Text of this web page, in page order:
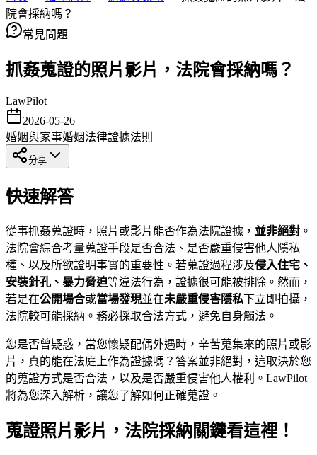
院會採納嗎？
常見問題
抓姦蒐證的照片影片，法院會採納嗎？
LawPilot
2026-05-26
婚姻與家事婚姻法律證據法則
分享
快速解答
從事抓姦蒐證時，照片或影片能否作為法院證據， 並非絕對 。
法院會綜合考量蒐證手段是否合法、是否嚴重侵害他人隱私
權、以及所欲證明事實的重要性。若蒐證過程涉及侵入住宅、
安裝針孔、暴力脅迫等違法行為，證據很可能被排除。然而，
若是在公開場合或當場發現並在未嚴重侵害隱私下立即拍攝，
法院較可能採納。務必採取合法方式，避免自身觸法。
您是否曾疑惑，當您懷疑配偶外遇時，辛苦蒐集來的照片或影
片，真的能在法庭上作為證據嗎？答案並非絕對，這取決於您
的蒐證方式是否合法，以及是否嚴重侵害他人權利。LawPilot
將為您深入解析，讓您了解如何正確蒐證。
蒐證照片影片，法院採納關鍵看這裡！